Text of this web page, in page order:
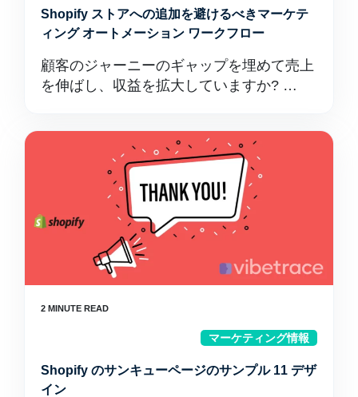
Shopify ストアへの追加を避けるべきマーケテ
ィング オートメーション ワークフロー
顧客のジャーニーのギャップを埋めて売上
を伸ばし、収益を拡大していますか? …
マーケティング情報
Shopify のサンキューページのサンプル 11 デザ
イン